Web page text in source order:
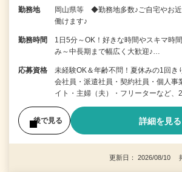
勤務地
岡山県等 ◆勤務地多数♪ご自宅やお近
働けます♪
勤務時間
1日5分～OK！好きな時間やスキマ時
み～中長期まで幅広く大歓迎♪…
応募資格
未経験OK＆年齢不問！夏休みの1回
会社員・派遣社員・契約社員・個人事
イト・主婦（夫）・フリーターなど、
後で見る 詳細を見る
更新日： 2026/08/10